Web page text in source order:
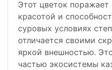
Этот цветок
красотой и
суровых условиях
отличается своими
яркой внешностью.
частью экосистемы